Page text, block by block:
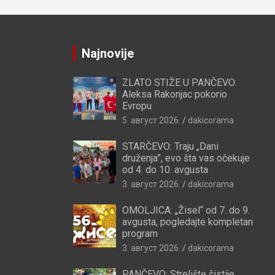
Najnovije
ZLATO STIŽE U PANČEVO:
Aleksa Rakonjac pokorio
Evropu
5. август 2026. dakicorama
STARČEVO: Traju „Dani
druženja”, evo šta vas očekuje
od 4. do 10. avgusta
3. август 2026. dakicorama
OMOLJICA: „Žisel“ od 7. do 9.
avgusta, pogledajte kompletan
program
3. август 2026. dakicorama